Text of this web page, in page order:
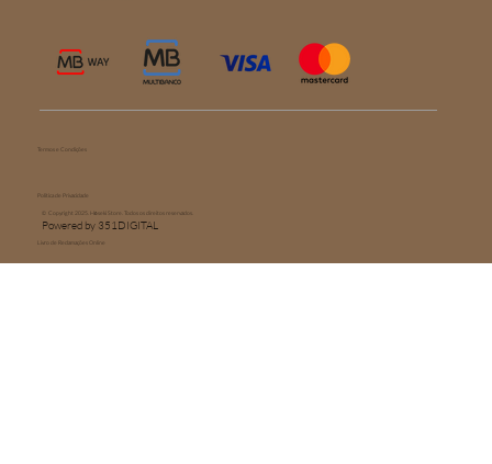
© Copyright 2025. Hōseki Store. Todos os direitos reservados.
Powered by 351DIGITAL
Política de Privacidade
Termos e Condições
Livro de Reclamações Online